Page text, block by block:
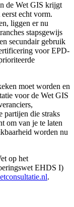
de Wet GIS krijgt
echt vorm.
liggen er nu
stapsgewijs
secundair gebruik
voor EPD-
moet worden en
voor de Wet GIS
partijen die straks
om van je te laten
worden nu
op het
EHDS I)
.